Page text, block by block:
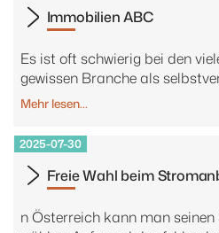
Immobilien ABC
Es ist oft schwierig bei den
gewissen Branche als
Mehr lesen…
2025-07-30
Freie Wahl beim
n Österreich kann man